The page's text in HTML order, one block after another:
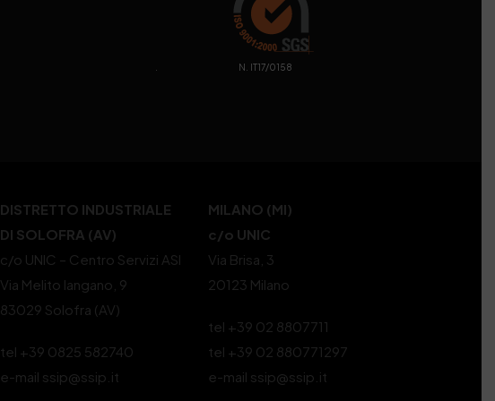
. N. IT17/0158
DISTRETTO INDUSTRIALE
DI SOLOFRA (AV)
c/o UNIC – Centro Servizi ASI
Via Melito Iangano, 9
83029 Solofra (AV)
tel +39 0825 582740
e-mail ssip@ssip.it
MILANO (MI)
c/o UNIC
Via Brisa, 3
20123 Milano
tel +39 02 8807711
tel +39 02 880771297
e-mail ssip@ssip.it